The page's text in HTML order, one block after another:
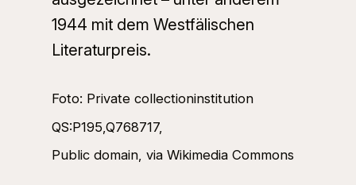
1944 mit dem Westfälischen
Literaturpreis.
Foto: Private collectioninstitution
QS:P195,Q768717,
Public domain, via Wikimedia Commons